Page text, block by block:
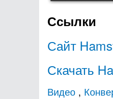
Ссылки
Сайт
Скачать
Видео ,